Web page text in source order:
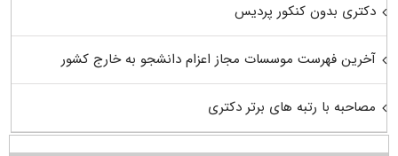
دکتری بدون کنکور پردیس
آخرین فهرست موسسات مجاز اعزام دانشجو به خارج کشور
مصاحبه با رتبه های برتر دکتری